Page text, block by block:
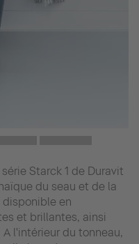
Starck 1 de Duravit
du seau et de la
en
et brillantes, ainsi
l'intérieur du tonneau,